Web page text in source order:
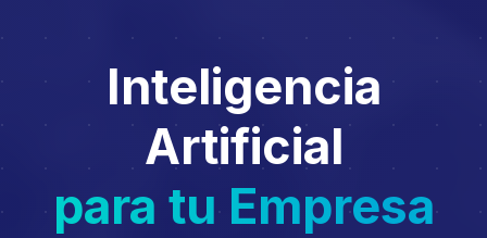
Inteligencia
Artificial
para tu Empresa